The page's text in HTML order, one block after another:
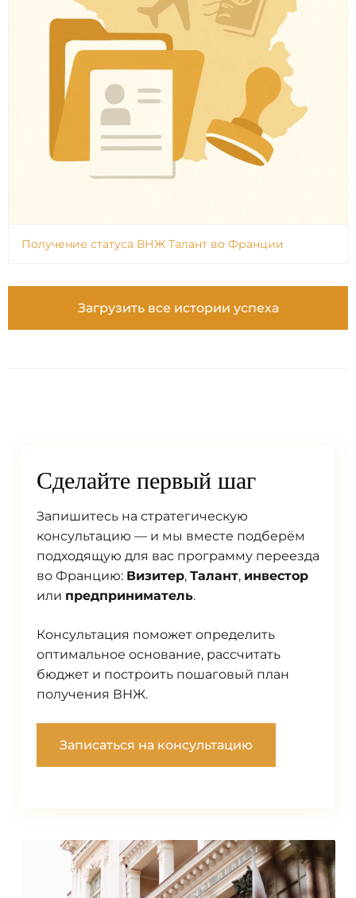
Получение статуса ВНЖ Талант во Франции
Загрузить все истории успеха
Сделайте первый шаг
Запишитесь на стратегическую
консультацию — и мы вместе подберём
подходящую для вас программу переезда
во Францию: Визитер, Талант, инвестор
или предприниматель.
Консультация поможет определить
оптимальное основание, рассчитать
бюджет и построить пошаговый план
получения ВНЖ.
Записаться на консультацию